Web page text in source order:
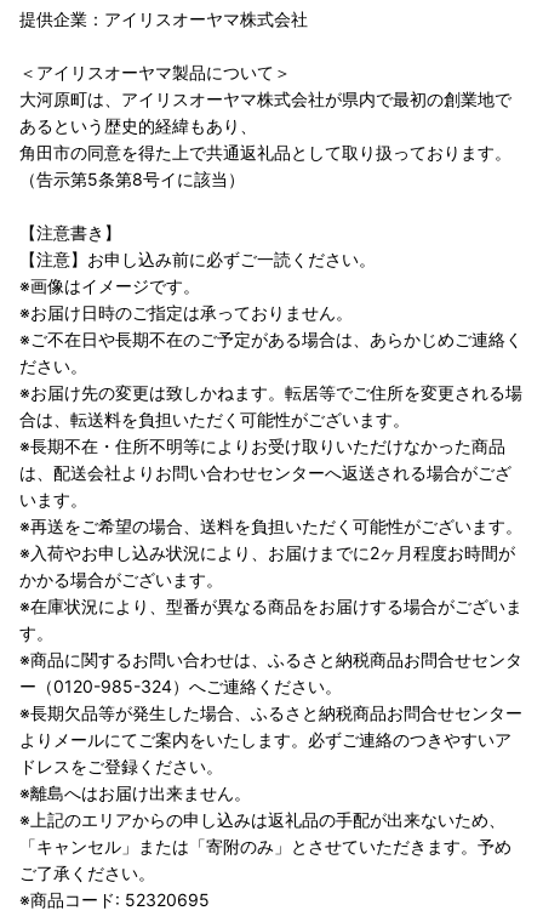
提供企業：アイリスオーヤマ株式会社
＜アイリスオーヤマ製品について＞
大河原町は、アイリスオーヤマ株式会社が県内で最初の創業地で
あるという歴史的経緯もあり、
角田市の同意を得た上で共通返礼品として取り扱っております。
（告示第5条第8号イに該当）
【注意書き】
【注意】お申し込み前に必ずご一読ください。
※画像はイメージです。
※お届け日時のご指定は承っておりません。
※ご不在日や長期不在のご予定がある場合は、あらかじめご連絡く
ださい。
※お届け先の変更は致しかねます。転居等でご住所を変更される場
合は、転送料を負担いただく可能性がございます。
※長期不在・住所不明等によりお受け取りいただけなかった商品
は、配送会社よりお問い合わせセンターへ返送される場合がござ
います。
※再送をご希望の場合、送料を負担いただく可能性がございます。
※入荷やお申し込み状況により、お届けまでに2ヶ月程度お時間が
かかる場合がございます。
※在庫状況により、型番が異なる商品をお届けする場合がございま
す。
※商品に関するお問い合わせは、ふるさと納税商品お問合せセンタ
ー（0120-985-324）へご連絡ください。
※長期欠品等が発生した場合、ふるさと納税商品お問合せセンター
よりメールにてご案内をいたします。必ずご連絡のつきやすいア
ドレスをご登録ください。
※離島へはお届け出来ません。
※上記のエリアからの申し込みは返礼品の手配が出来ないため、
「キャンセル」または「寄附のみ」とさせていただきます。予め
ご了承ください。
※商品コード: 52320695